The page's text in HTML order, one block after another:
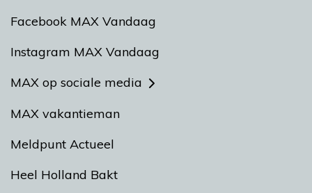
Facebook MAX Vandaag
Instagram MAX Vandaag
MAX op sociale media
MAX vakantieman
Meldpunt Actueel
Heel Holland Bakt